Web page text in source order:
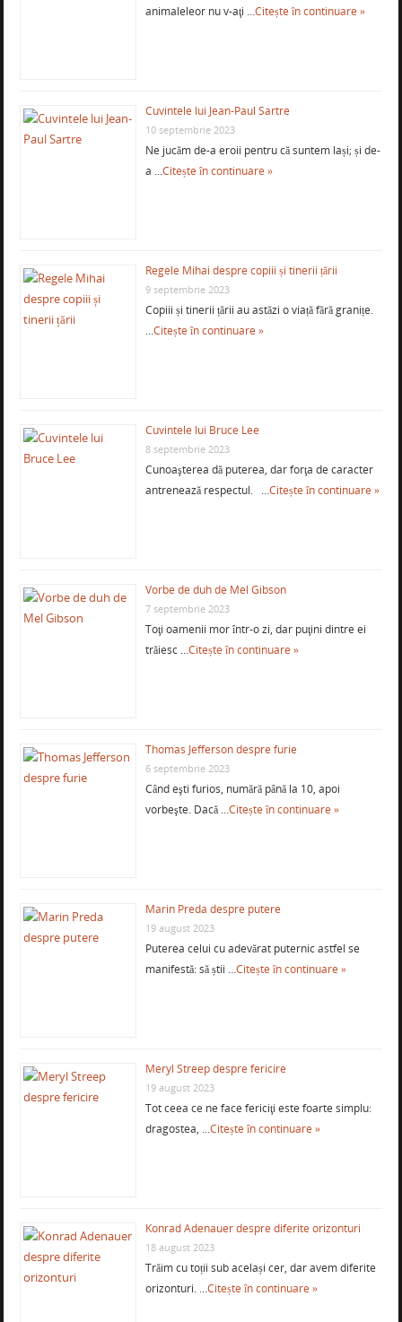
animaleleor nu v-aţi …Citește în continuare »
Cuvintele lui Jean-Paul Sartre
10 septembrie 2023
Ne jucăm de-a eroii pentru că suntem lași; și de-
a …Citește în continuare »
Regele Mihai despre copiii și tinerii țării
9 septembrie 2023
Copiii și tinerii țării au astăzi o viață fără granițe.
…Citește în continuare »
Cuvintele lui Bruce Lee
8 septembrie 2023
Cunoaşterea dă puterea, dar forţa de caracter
antrenează respectul. …Citește în continuare »
Vorbe de duh de Mel Gibson
7 septembrie 2023
Toţi oamenii mor într-o zi, dar puţini dintre ei
trăiesc …Citește în continuare »
Thomas Jefferson despre furie
6 septembrie 2023
Când eşti furios, numără până la 10, apoi
vorbeşte. Dacă …Citește în continuare »
Marin Preda despre putere
19 august 2023
Puterea celui cu adevărat puternic astfel se
manifestă: să știi …Citește în continuare »
Meryl Streep despre fericire
19 august 2023
Tot ceea ce ne face fericiţi este foarte simplu:
dragostea, …Citește în continuare »
Konrad Adenauer despre diferite orizonturi
18 august 2023
Trăim cu toții sub același cer, dar avem diferite
orizonturi. …Citește în continuare »